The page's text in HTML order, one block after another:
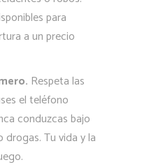
para
a un precio
Respeta las
el teléfono
conduzcas bajo
Tu vida y la